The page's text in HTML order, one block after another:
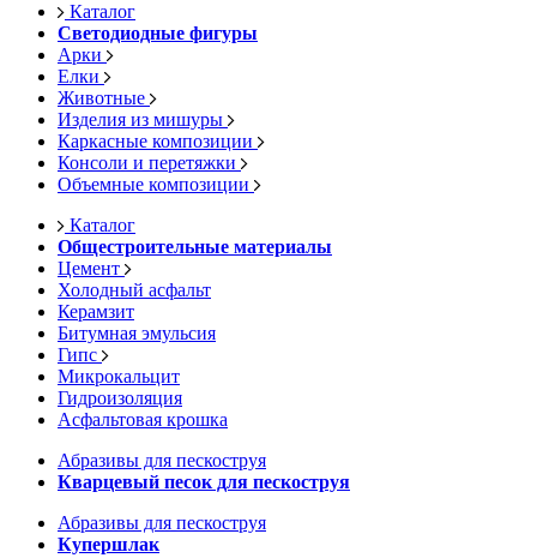
Каталог
Светодиодные фигуры
Арки
Елки
Животные
Изделия из мишуры
Каркасные композиции
Консоли и перетяжки
Объемные композиции
Каталог
Общестроительные материалы
Цемент
Холодный асфальт
Керамзит
Битумная эмульсия
Гипс
Микрокальцит
Гидроизоляция
Асфальтовая крошка
Абразивы для пескоструя
Кварцевый песок для пескоструя
Абразивы для пескоструя
Купершлак